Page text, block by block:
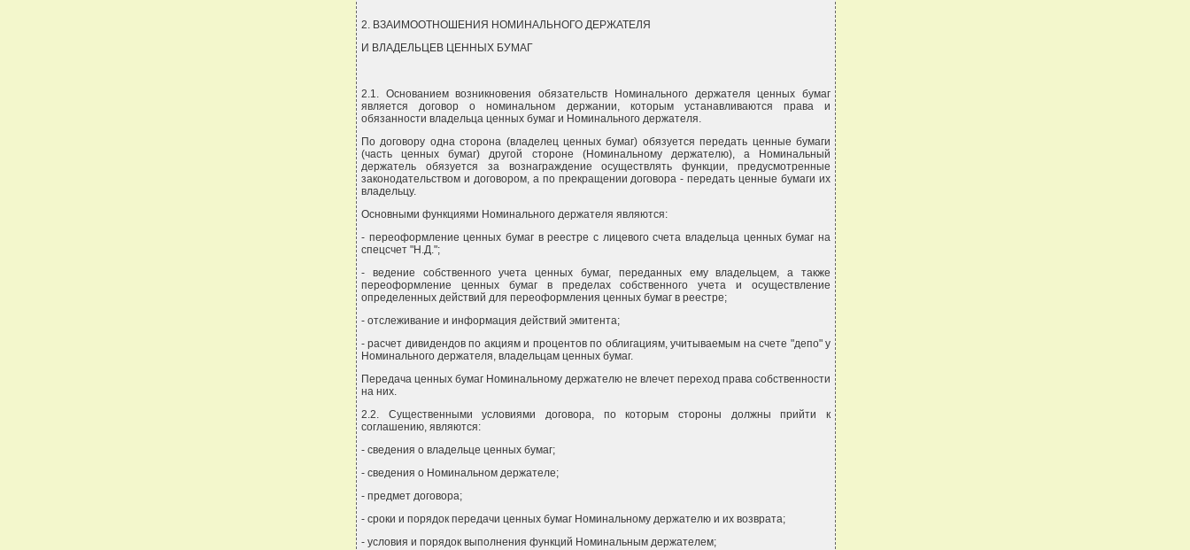
2. ВЗАИМООТНОШЕНИЯ НОМИНАЛЬНОГО ДЕРЖАТЕЛЯ
И ВЛАДЕЛЬЦЕВ ЦЕННЫХ БУМАГ
2.1. Основанием возникновения обязательств Номинального держателя ценных бумаг
является договор о номинальном держании, которым устанавливаются права и
обязанности владельца ценных бумаг и Номинального держателя.
По договору одна сторона (владелец ценных бумаг) обязуется передать ценные бумаги
(часть ценных бумаг) другой стороне (Номинальному держателю), а Номинальный
держатель обязуется за вознаграждение осуществлять функции, предусмотренные
законодательством и договором, а по прекращении договора - передать ценные бумаги их
владельцу.
Основными функциями Номинального держателя являются:
- переоформление ценных бумаг в реестре с лицевого счета владельца ценных бумаг на
спецсчет "Н.Д.";
- ведение собственного учета ценных бумаг, переданных ему владельцем, а также
переоформление ценных бумаг в пределах собственного учета и осуществление
определенных действий для переоформления ценных бумаг в реестре;
- отслеживание и информация действий эмитента;
- расчет дивидендов по акциям и процентов по облигациям, учитываемым на счете "депо" у
Номинального держателя, владельцам ценных бумаг.
Передача ценных бумаг Номинальному держателю не влечет переход права собственности
на них.
2.2. Существенными условиями договора, по которым стороны должны прийти к
соглашению, являются:
- сведения о владельце ценных бумаг;
- сведения о Номинальном держателе;
- предмет договора;
- сроки и порядок передачи ценных бумаг Номинальному держателю и их возврата;
- условия и порядок выполнения функций Номинальным держателем;